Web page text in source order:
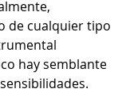
de cualquier tipo
hay semblante